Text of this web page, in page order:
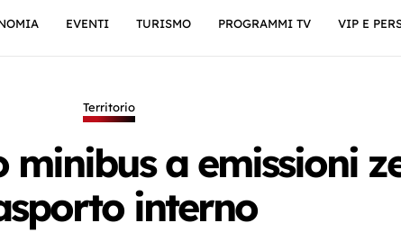
EVENTI TURISMO PROGRAMMI TV VIP E
Territorio
minibus a emissioni
interno